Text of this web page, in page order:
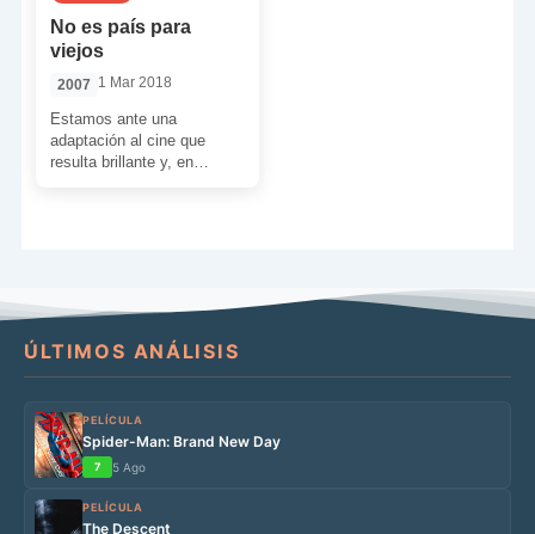
No es país para
viejos
2007 1 Mar 2018
Estamos ante una
adaptación al cine que
resulta brillante y, en
ÚLTIMOS ANÁLISIS
PELÍCULA
Spider-Man: Brand New Day
7 5 Ago
PELÍCULA
The Descent